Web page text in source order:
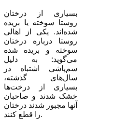
بسیاری از درختان
روستا سوخته یا بریده
شده‌اند. یکی از اهالی
روستا درباره درختان
سوخته و بریده شده
می‌گوید:‌ به دلیل
سم‌پاشی اشتباه در
سال‌های گذشته،
بسیاری از درخت‌ها
خشک شدند و صاحبان
آنها مجبور شدند درختان
را قطع کنند.